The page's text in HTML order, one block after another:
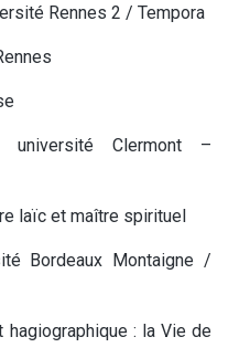
Rennes 2 / Tempora
université Clermont –
laïc et maître spirituel
Bordeaux Montaigne /
hagiographique : la Vie de